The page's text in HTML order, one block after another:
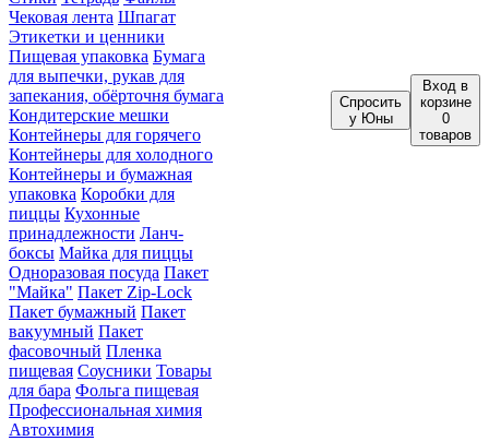
Чековая лента Шпагат
Этикетки и ценники
Пищевая упаковка Бумага
для выпечки, рукав для
запекания, обёрточня бумага
Кондитерские мешки
Контейнеры для горячего
Контейнеры для холодного
Контейнеры и бумажная
упаковка Коробки для
пиццы Кухонные
принадлежности Ланч-
боксы Майка для пиццы
Одноразовая посуда Пакет
"Майка" Пакет Zip-Lock
Пакет бумажный Пакет
вакуумный Пакет
фасовочный Пленка
пищевая Соусники Товары
для бара Фольга пищевая
Профессиональная химия
Автохимия
Спросить
у Юны
Вход в
корзине
0
товаров